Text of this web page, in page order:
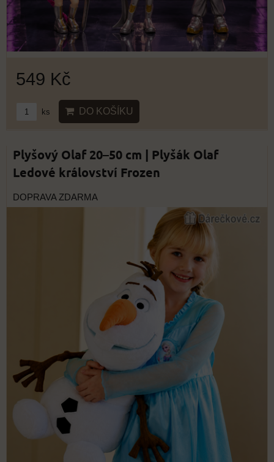
549 Kč
ks DO KOŠÍKU
Plyšový Olaf 20–50 cm | Plyšák Olaf
Ledové království Frozen
DOPRAVA ZDARMA